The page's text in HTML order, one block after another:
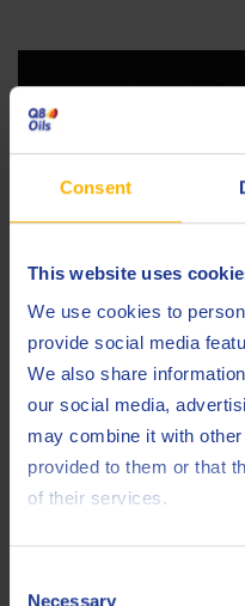
Consent
This website uses
We use cookies to
provide social media
We also share
our social media,
may combine it with
provided to them or that
of their services.
Necessary
Eine
Zukunft
Der METEF Award,